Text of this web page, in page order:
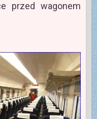
przed wagonem